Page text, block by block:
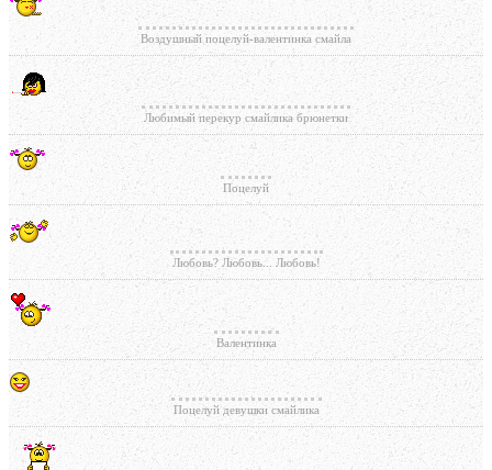
Воздушный поцелуй-валентинка смайла
Любимый перекур смайлика брюнетки
Поцелуй
Любовь? Любовь... Любовь!
Валентинка
Поцелуй девушки смайлика